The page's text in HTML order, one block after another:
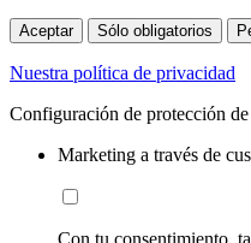
Aceptar Sólo obligatorios
Nuestra política de privacidad
Configuración de protección de
Marketing a través de
Con tu consentimiento,